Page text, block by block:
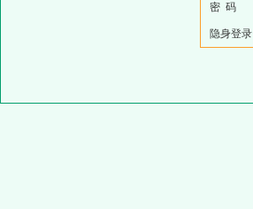
密 码
隐身登录